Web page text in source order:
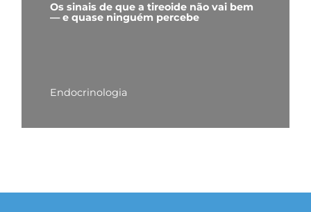
Os sinais de que a tireoide não vai bem
— e quase ninguém percebe
Endocrinologia